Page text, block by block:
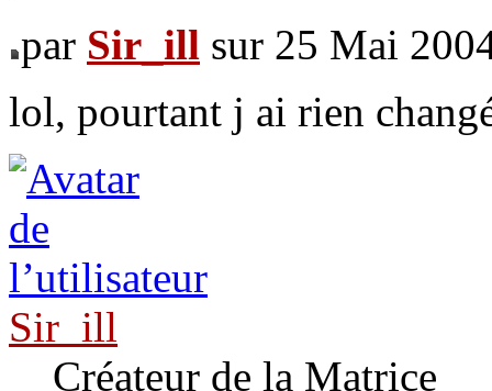
par Sir_ill sur 25 Mai
lol, pourtant j ai rien
Sir_ill
Créateur de la Matrice